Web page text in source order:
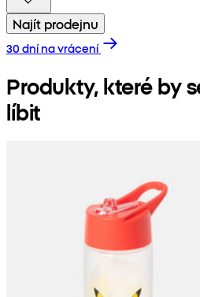
Najít prodejnu
30 dní na vrácení
Produkty, které by
líbit